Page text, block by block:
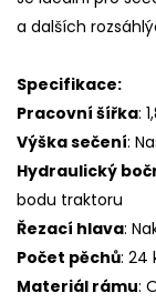
a dalších
Specifikace:
Pracovní šířka:
Výška sečení:
Hydraulický
bodu traktoru
Řezací hlava:
Počet pěchů: 24
Materiál rámu: